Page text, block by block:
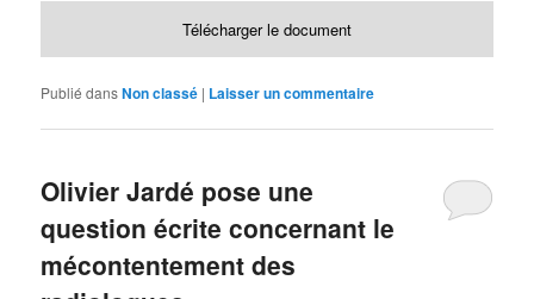
Télécharger le document
Publié dansNon classé | Laisser un commentaire
Olivier Jardé pose une
question écrite concernant le
mécontentement des